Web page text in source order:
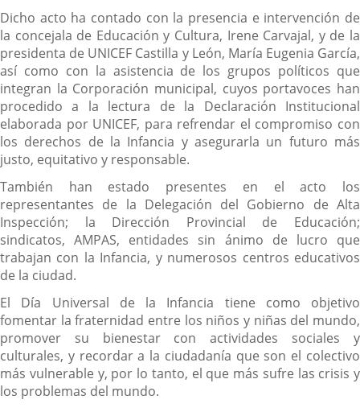
Dicho acto ha contado con la presencia e intervención de
la concejala de Educación y Cultura, Irene Carvajal, y de la
presidenta de UNICEF Castilla y León, María Eugenia García,
así como con la asistencia de los grupos políticos que
integran la Corporación municipal, cuyos portavoces han
procedido a la lectura de la Declaración Institucional
elaborada por UNICEF, para refrendar el compromiso con
los derechos de la Infancia y asegurarla un futuro más
justo, equitativo y responsable.
También han estado presentes en el acto los
representantes de la Delegación del Gobierno de Alta
Inspección; la Dirección Provincial de Educación;
sindicatos, AMPAS, entidades sin ánimo de lucro que
trabajan con la Infancia, y numerosos centros educativos
de la ciudad.
El Día Universal de la Infancia tiene como objetivo
fomentar la fraternidad entre los niños y niñas del mundo,
promover su bienestar con actividades sociales y
culturales, y recordar a la ciudadanía que son el colectivo
más vulnerable y, por lo tanto, el que más sufre las crisis y
los problemas del mundo.